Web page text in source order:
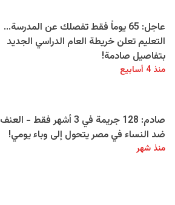
عاجل: 65 يوماً فقط تفصلك عن المدرسة...
التعليم تعلن خريطة العام الدراسي الجديد
بتفاصيل صادمة!
منذ 4 أسابيع
صادم: 128 جريمة في 3 أشهر فقط - العنف
ضد النساء في مصر يتحول إلى وباء يومي!
منذ شهر